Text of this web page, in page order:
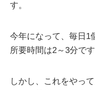
す。
今年になって、毎日1
所要時間は2～3分です
しかし、これをやっ